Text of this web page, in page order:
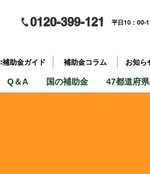
0120-399-121 平日10：00-
助金ガイド 補助金コラム お知ら
Q＆A 国の補助金 47都道府